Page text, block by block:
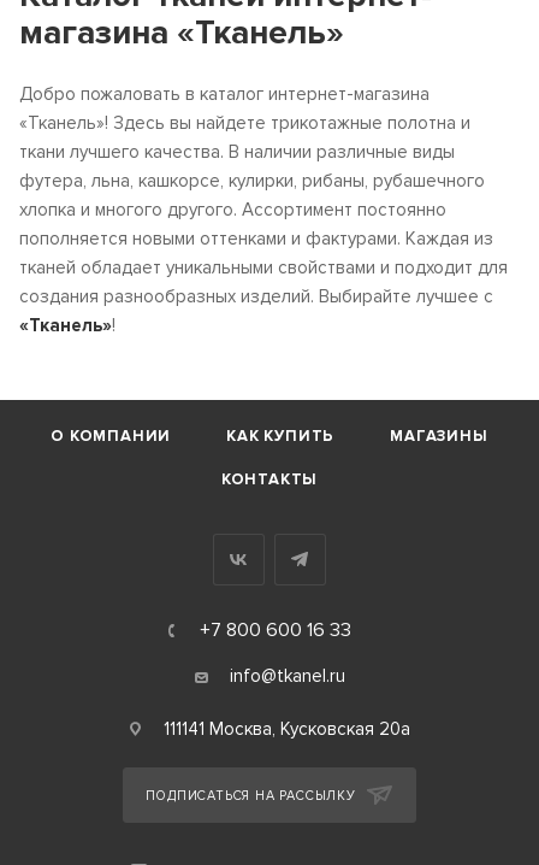
магазина «Тканель»
Добро пожаловать в каталог интернет-магазина
«Тканель»! Здесь вы найдете трикотажные полотна и
ткани лучшего качества. В наличии различные виды
футера, льна, кашкорсе, кулирки, рибаны, рубашечного
хлопка и многого другого. Ассортимент постоянно
пополняется новыми оттенками и фактурами. Каждая из
тканей обладает уникальными свойствами и подходит для
создания разнообразных изделий. Выбирайте лучшее с
«Тканель»!
О КОМПАНИИ КАК КУПИТЬ МАГАЗИНЫ
КОНТАКТЫ
+7 800 600 16 33
info@tkanel.ru
111141 Москва, Кусковская 20а
ПОДПИСАТЬСЯ НА РАССЫЛКУ